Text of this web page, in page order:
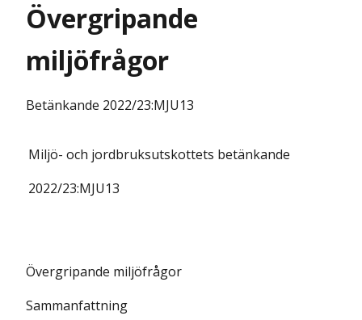
Övergripande
miljöfrågor
Betänkande 2022/23:MJU13
Miljö- och jordbruksutskottets betänkande
2022/23:MJU13
Övergripande miljöfrågor
Sammanfattning